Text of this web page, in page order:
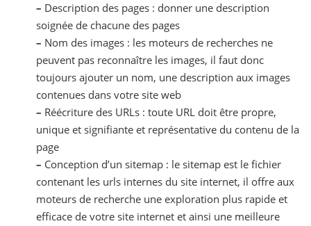
– Description des pages : donner une description
soignée de chacune des pages
– Nom des images : les moteurs de recherches ne
peuvent pas reconnaître les images, il faut donc
toujours ajouter un nom, une description aux images
contenues dans votre site web
– Réécriture des URLs : toute URL doit être propre,
unique et signifiante et représentative du contenu de la
page
– Conception d’un sitemap : le sitemap est le fichier
contenant les urls internes du site internet, il offre aux
moteurs de recherche une exploration plus rapide et
efficace de votre site internet et ainsi une meilleure